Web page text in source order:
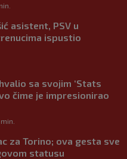
asistent, PSV u
ispustio
sa svojim ‘Stats
čime je impresionirao
za Torino; ova gesta sve
statusu